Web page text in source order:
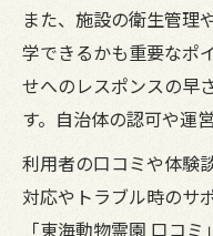
ペット葬儀
較
愛知県で選
納骨や自宅
夏場のイングリ
また、施設の衛生管理
学できるかも重要なポ
せへのレスポンスの早
す。自治体の認可や運
利用者の口コミや体験
対応やトラブル時のサ
「東海動物霊園 口コ